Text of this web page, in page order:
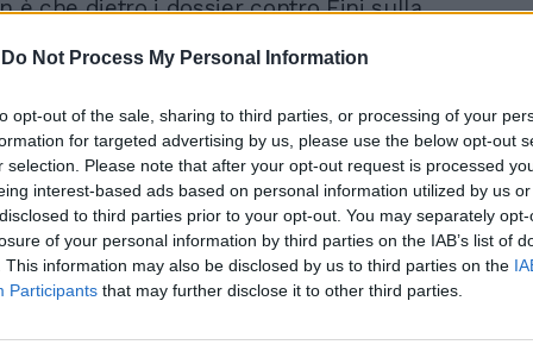
Do Not Process My Personal Information
opt-out of the sale, sharing to third parties, or processing of your
for targeted advertising by us, please use the below opt-out
selection. Please note that after your opt-out request is processed
interest-based ads based on personal information utilized by us
to third parties prior to your opt-out. You may separately
of your personal information by third parties on the IAB’s list of
This information may also be disclosed by us to third parties on the
Participants that may further disclose it to other third parties.
è che dietro i dossier contro Fini sulla
pezzi deviati dei servizi segreti?
le sue perplessità. Dopo una
sulla libertà di stampa, tutelata
democratico e occidentale, Briguglio
in Italia» e - a proposito di libertà di
Il Giornale: «Ferma restando la
e il rispetto per la professione,
ad esercitarla - scrive - è legittimo
diciamo dei sospetti ma almeno dei
delle due firme dell'inchiesta del